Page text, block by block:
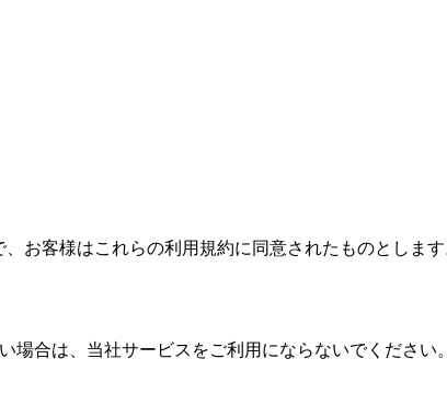
お客様はこれらの利用規約に同意されたものとします
合は、当社サービスをご利用にならないでください